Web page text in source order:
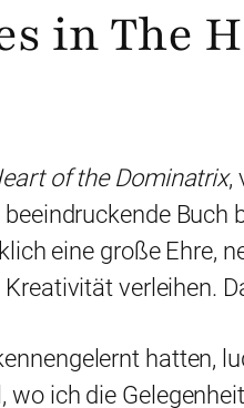
in The
of the Dominatrix,
eine große Ehre,
verleihen.
hatten,
wo ich die